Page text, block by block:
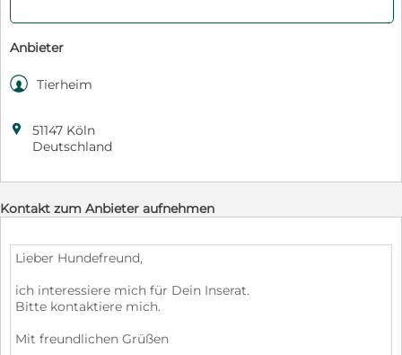
Anbieter
 Tierheim

51147 Köln
Deutschland
Kontakt zum Anbieter aufnehmen